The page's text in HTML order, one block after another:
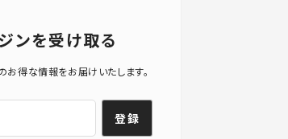
ンを受け取る
お得な情報をお届けいたします。
登録